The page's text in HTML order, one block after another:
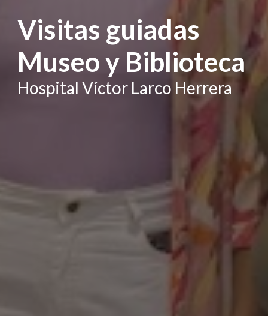
Visitas guiadas
Museo y Biblioteca
Hospital Víctor Larco Herrera